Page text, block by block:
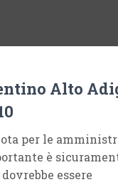
Alto
per le
è
essere